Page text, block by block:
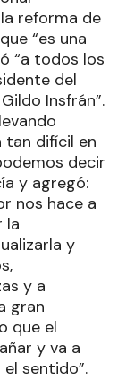
reforma de
“es una
“a todos los
del
Insfrán”.
tan difícil en
decir
y agregó:
nos hace a
la
y
y a
gran
que el
y va a
sentido”.